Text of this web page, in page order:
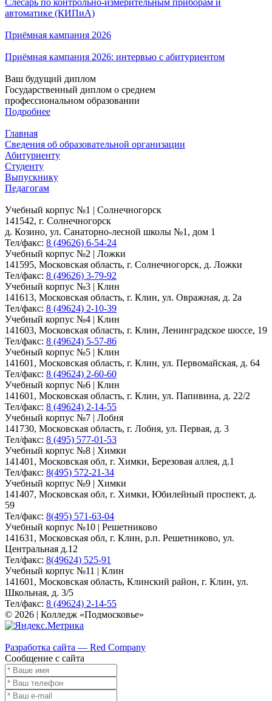
Слесарь по контрольно-измерительным приборам и
автоматике (КИПиА)
Приёмная кампания 2026
Приёмная кампания 2026: интервью с абитуриентом
Ваш будущий диплом
Государственный диплом о среднем
профессиональном образовании
Подробнее
Главная
Сведения об образовательной организации
Абитуриенту
Студенту
Выпускнику
Педагогам
Учебный корпус №1 | Солнечногорск
141542, г. Солнечногорск
д. Козино, ул. Санаторно-лесной школы №1, дом 1
Тел/факс: 8 (49626) 6-54-24
Учебный корпус №2 | Ложки
141595, Московская область, г. Солнечногорск, д. Ложки
Тел/факс: 8 (49626) 3-79-92
Учебный корпус №3 | Клин
141613, Московская область, г. Клин, ул. Овражная, д. 2а
Тел/факс: 8 (49624) 2-10-39
Учебный корпус №4 | Клин
141603, Московская область, г. Клин, Ленинградское шоссе, 19
Тел/факс: 8 (49624) 5-57-86
Учебный корпус №5 | Клин
141601, Московская область, г. Клин, ул. Первомайская, д. 64
Тел/факс: 8 (49624) 2-60-60
Учебный корпус №6 | Клин
141601, Московская область, г. Клин, ул. Папивина, д. 22/2
Тел/факс: 8 (49624) 2-14-55
Учебный корпус №7 | Лобня
141730, Московская область, г. Лобня, ул. Первая, д. 3
Тел/факс: 8 (495) 577-01-53
Учебный корпус №8 | Химки
141401, Московская обл, г. Химки, Березовая аллея, д.1
Тел/факс: 8(495) 572-21-34
Учебный корпус №9 | Химки
141407, Московская обл, г. Химки, Юбилейный проспект, д.
59
Тел/факс: 8(495) 571-63-04
Учебный корпус №10 | Решетниково
141631, Московская обл, г. Клин, р.п. Решетниково, ул.
Центральная д.12
Тел/факс: 8(49624) 525-91
Учебный корпус №11 | Клин
141601, Московская область, Клинский район, г. Клин, ул.
Школьная, д. 3/5
Тел/факс: 8 (49624) 2-14-55
© 2026 | Колледж «Подмосковье»
Разработка сайта — Red Company
Сообщение с сайта